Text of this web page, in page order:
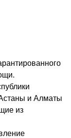
и Алматы
из